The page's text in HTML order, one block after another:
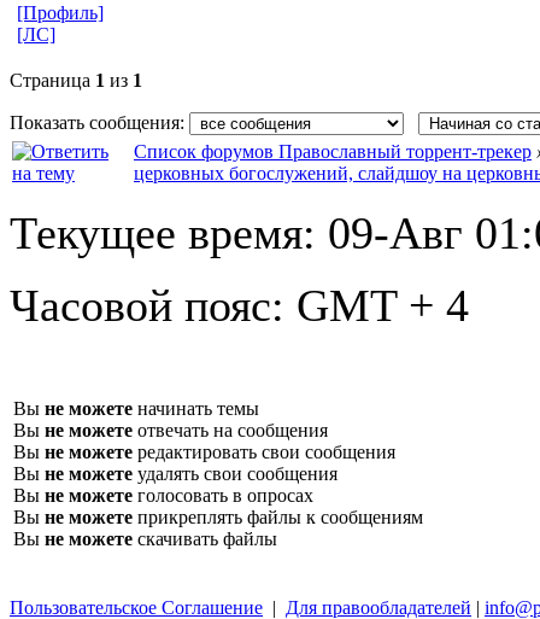
[Профиль]
[ЛС]
Страница 1 из 1
Показать сообщения:
Список форумов Православный торрент-трекер
церковных богослужений, слайдшоу на
Текущее время: 09-Авг
Часовой пояс: GMT + 4
Вы не можете начинать темы
Вы не можете отвечать на сообщения
Вы не можете редактировать свои сообщения
Вы не можете удалять свои сообщения
Вы не можете голосовать в опросах
Вы не можете прикреплять файлы к сообщениям
Вы не можете скачивать файлы
Пользовательское Соглашение | Для правообладателей |